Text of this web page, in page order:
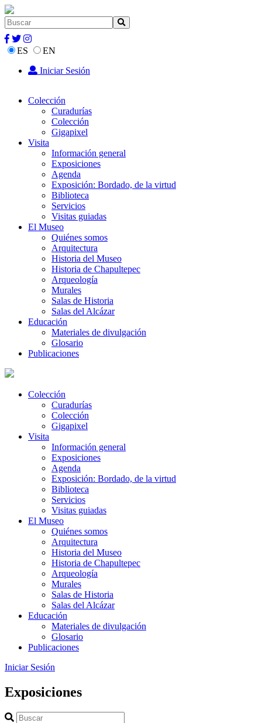
ES
EN
Iniciar Sesión
Colección
Curadurías
Colección
Gigapixel
Visita
Información general
Exposiciones
Agenda
Exposición: Bordado, de la virtud
Biblioteca
Servicios
Visitas guiadas
El Museo
Quiénes somos
Arquitectura
Historia del Museo
Historia de Chapultepec
Arqueología
Murales
Salas de Historia
Salas del Alcázar
Educación
Materiales de divulgación
Glosario
Publicaciones
Colección
Curadurías
Colección
Gigapixel
Visita
Información general
Exposiciones
Agenda
Exposición: Bordado, de la virtud
Biblioteca
Servicios
Visitas guiadas
El Museo
Quiénes somos
Arquitectura
Historia del Museo
Historia de Chapultepec
Arqueología
Murales
Salas de Historia
Salas del Alcázar
Educación
Materiales de divulgación
Glosario
Publicaciones
Iniciar Sesión
Exposiciones